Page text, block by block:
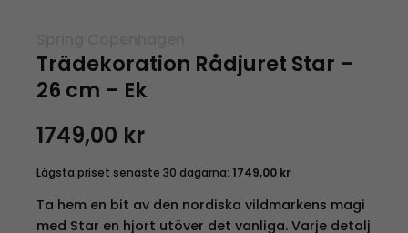
Trädekoration Rådjuret Star –
26 cm – Ek
1749,00 kr
Lägsta priset senaste 30 dagarna: 1749,00 kr
Ta hem en bit av den nordiska vildmarkens magi
med Star en hjort utöver det vanliga. Varje detalj